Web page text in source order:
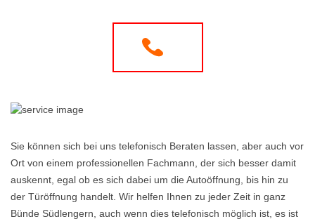
Sie können sich bei uns telefonisch Beraten lassen, aber auch vor
Ort von einem professionellen Fachmann, der sich besser damit
auskennt, egal ob es sich dabei um die Autoöffnung, bis hin zu
der Türöffnung handelt. Wir helfen Ihnen zu jeder Zeit in ganz
Bünde Südlengern, auch wenn dies telefonisch möglich ist, es ist